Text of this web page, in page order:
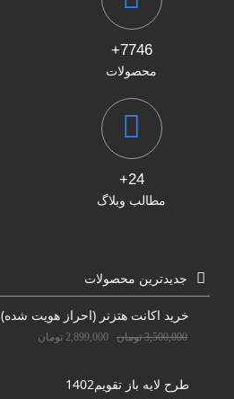
7746+
محصولات
24+
مطالب وبلاگ
جدیدترین محصولات
خرید اکانت هتزنر (احراز هویت شده)
3,500,000 تومان 2,899,000 تومان
طرح لایه باز تقویم1402